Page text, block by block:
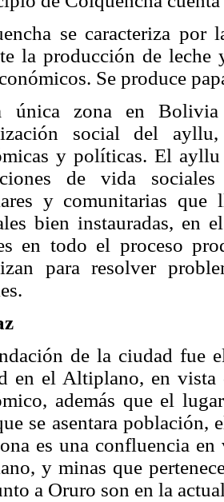
se caracteriza por
la producción de leche
Se produce
única zona en Bolivia
social del
y políticas. El
de vida sociales
y comunitarias que
bien instauradas, en
en todo el proceso
para resolver
de la ciudad fue
en el Altiplano, en
además que el
se asentara
es una confluencia
y minas que
a Oruro son en la